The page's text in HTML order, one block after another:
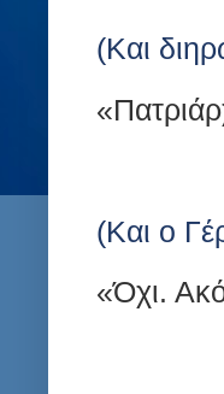
(Και
(Και ο
«Όχι.